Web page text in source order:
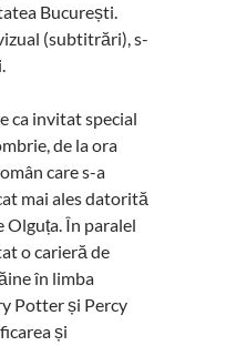
București.
(subtitrări), s-
ca invitat special
de la ora
care s-a
mai ales datorită
Olguța. În paralel
o carieră de
în limba
Potter și Percy
și